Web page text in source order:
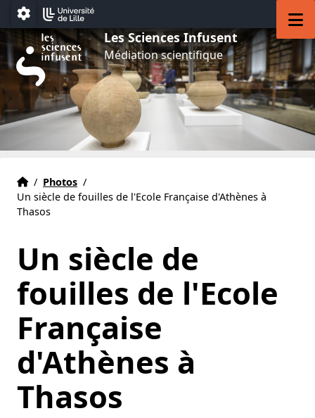
Aller au menu
Aller au contenu
Aller au pied de page
Paramétrage
Les Sciences Infusent
Médiation scientifique
Accueil
Accueil
/ Photos /
Un siècle de fouilles de l'Ecole Française d'Athènes à
Thasos
Un siècle de
fouilles de l'Ecole
Française
d'Athènes à
Thasos